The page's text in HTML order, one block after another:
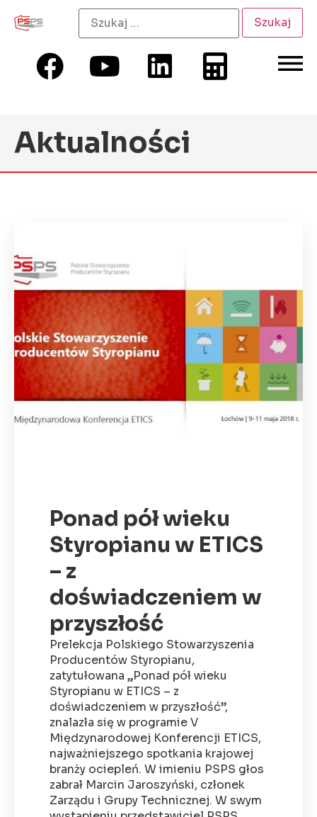
Aktualności
Ponad pół wieku
Styropianu w ETICS
– z
doświadczeniem w
przyszłość
Prelekcja Polskiego Stowarzyszenia
Producentów Styropianu,
zatytułowana „Ponad pół wieku
Styropianu w ETICS – z
doświadczeniem w przyszłość”,
znalazła się w programie V
Międzynarodowej Konferencji ETICS,
najważniejszego spotkania krajowej
branży ociepleń. W imieniu PSPS głos
zabrał Marcin Jaroszyński, członek
Zarządu i Grupy Technicznej. W swym